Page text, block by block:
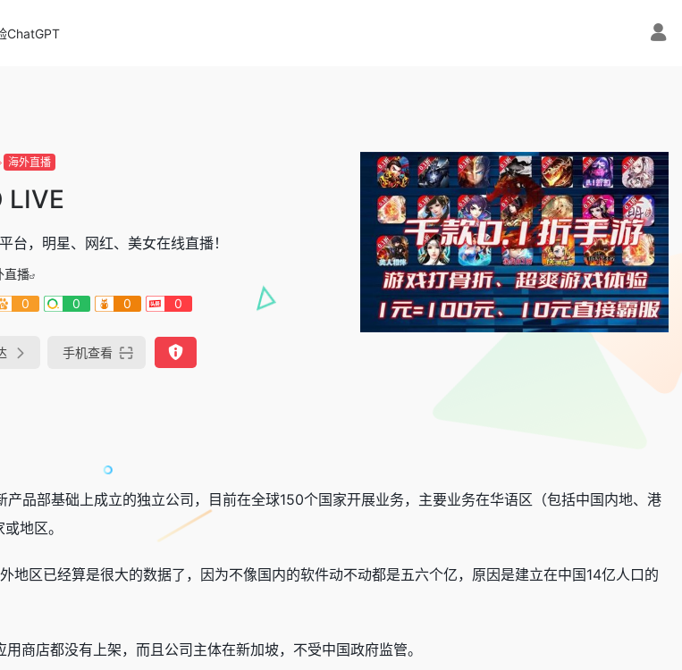
ChatGPT
海外直播
LIVE
台，明星、网红、美女在线直播！
直播
0 0 0 0
手机查看
品部基础上成立的独立公司，目前在全球150个国家开展业务，主要业务在华语区（包括中国内地、港
地区。
地区已经算是很大的数据了，因为不像国内的软件动不动都是五六个亿，原因是建立在中国14亿人口的
商店都没有上架，而且公司主体在新加坡，不受中国政府监管。